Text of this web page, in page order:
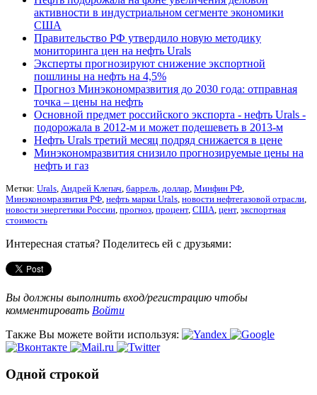
активности в индустриальном сегменте экономики
США
Правительство РФ утвердило новую методику
мониторинга цен на нефть Urals
Эксперты прогнозируют снижение экспортной
пошлины на нефть на 4,5%
Прогноз Минэкономразвития до 2030 года: отправная
точка – цены на нефть
Основной предмет российского экспорта - нефть Urals -
подорожала в 2012-м и может подешеветь в 2013-м
Нефть Urals третий месяц подряд снижается в цене
Минэкономразвития снизило прогнозируемые цены на
нефть и газ
Метки: Urals Андрей Клепач баррель доллар Минфин РФ
Минэкономразвития РФ нефть марки Urals новости нефтегазовой отрасли
новости энергетики России прогноз процент, США цент, экспортная
стоимость
Интересная статья? Поделитесь ей с друзьями:
Вы должны выполнить вход/регистрацию чтобы
комментировать Войти
Также Вы можете войти используя:
Одной строкой